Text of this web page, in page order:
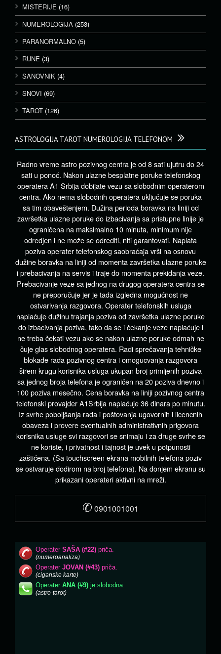
MISTERIJE (16)
NUMEROLOGIJA (253)
PARANORMALNO (5)
RUNE (3)
SANOVNIK (4)
SNOVI (69)
TAROT (126)
ASTROLOGIJA TAROT NUMEROLOGIJA TELEFONOM
Radno vreme astro pozivnog centra je od 8 sati ujutru do 24
sati u ponoć. Nakon ulazne besplatne poruke telefonskog
operatera A1 Srbija dobijate vezu sa slobodnim operaterom
centra. Ako nema slobodnih operatera uključuje se poruka
sa tim obaveštenjem. Dužina perioda boravka na liniji od
završetka ulazne poruke do izbacivanja sa pristupne linije je
ograničena na maksimalno 10 minuta, minimum nije
odredjen i ne može se odrediti, niti garantovati. Naplata
poziva operater telefonskog saobraćaja vrši na osnovu
dužine boravka na liniji od momenta završetka ulazne poruke
i prebacivanja na servis i traje do momenta prekidanja veze.
Prebacivanje veze sa jednog na drugog operatera centra se
ne preporučuje jer je tada izgledna mogućnost ne
ostvarivanja razgovora. Operater telefonskih usluga
naplaćuje dužinu trajanja poziva od završetka ulazne poruke
do izbacivanja poziva, tako da se i čekanje veze naplaćuje i
ne treba čekati vezu ako se nakon ulazne poruke odmah ne
čuje glas slobodnog operatera. Radi sprečavanja tehničke
blokade rada pozivnog centra i omogucvanja razgovora
širem krugu korisnika usluga ukupan broj primljenih poziva
sa jednog broja telefona je ograničen na 20 poziva dnevno i
100 poziva mesečno. Cena boravka na liniji pozivnog centra
telefonski provajder A1Srbija naplaćuje 36 dinara po minutu.
Iz svrhe poboljšanja rada i poštovanja ugovornih i licencnih
obaveza i provere eventualnih administrativnih prigovora
korisnika usluge svi razgovori se snimaju i za druge svrhe se
ne koriste, i privatnost i tajnost je uvek u potpunosti
zaštićena. (Sa touchscreen ekrana mobilnih telefona poziv
se ostvaruje dodirom na broj telefona). Na donjem ekranu su
prikazani operateri aktivni na mreži.
✆ 0901001001